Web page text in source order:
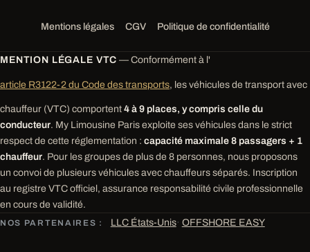
Mentions légales CGV Politique de confidentialité
MENTION LÉGALE VTC — Conformément à l'
article R3122-2 du Code des transports, les véhicules de transport avec
chauffeur (VTC) comportent 4 à 9 places, y compris celle du
conducteur. My Limousine Paris exploite ses véhicules dans le strict
respect de cette réglementation : capacité maximale 8 passagers + 1
chauffeur. Pour les groupes de plus de 8 personnes, nous proposons
un convoi de plusieurs véhicules avec chauffeurs séparés. Inscription
au registre VTC officiel, assurance responsabilité civile professionnelle
en cours de validité.
NOS PARTENAIRES : LLC États-Unis· OFFSHORE EASY